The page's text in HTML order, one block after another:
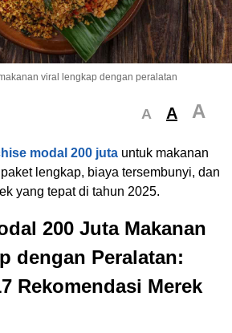
viral lengkap dengan peralatan
A A A
modal 200 juta untuk makanan
lengkap, biaya tersembunyi, dan
yang tepat di tahun 2025.
200 Juta Makanan
dengan Peralatan:
Rekomendasi Merek